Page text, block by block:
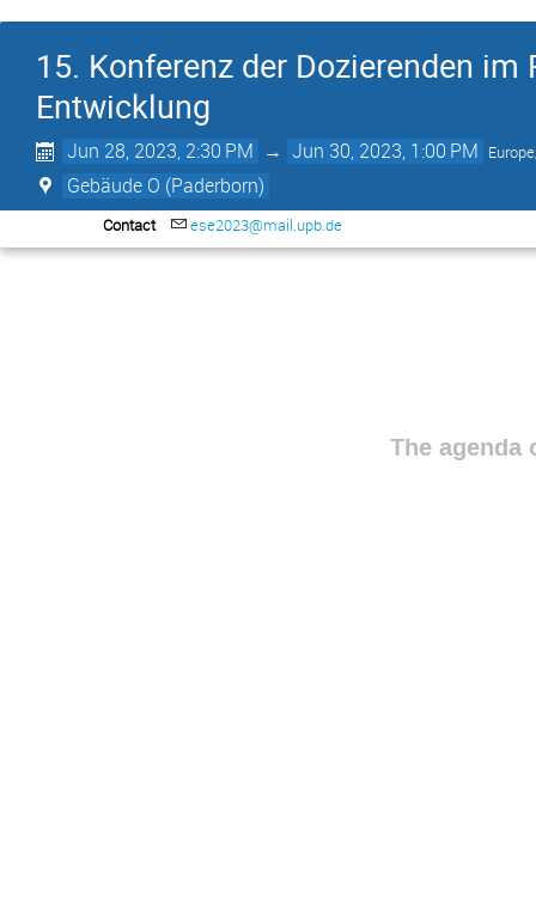
15. Konferenz der Dozierenden
Entwicklung
Jun 28, 2023, 2:30 PM → Jun 30, 2023, 1:00 PM
Gebäude O (Paderborn)
Contact ese2023@mail.upb.de
The